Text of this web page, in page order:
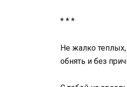
* * *
Не жалко
обнять и без